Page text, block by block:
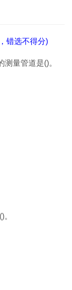
错选不得分)
量管道是()。